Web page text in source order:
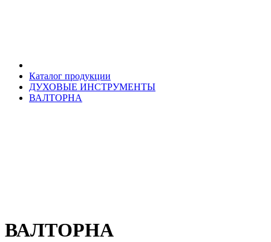
Каталог продукции
ДУХОВЫЕ ИНСТРУМЕНТЫ
ВАЛТОРНА
ВАЛТОРНА